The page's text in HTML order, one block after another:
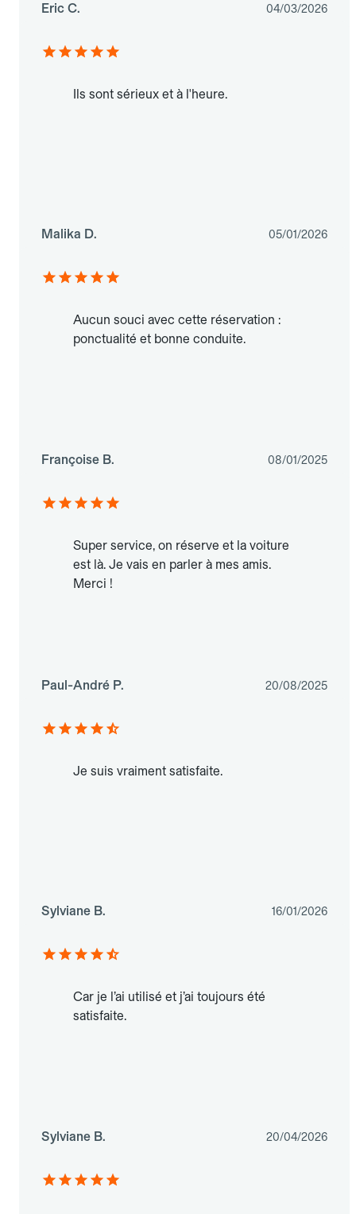
Eric C. 04/03/2026
Ils sont sérieux et à l'heure.
Malika D. 05/01/2026
Aucun souci avec cette réservation :
ponctualité et bonne conduite.
Françoise B. 08/01/2025
Super service, on réserve et la voiture
est là. Je vais en parler à mes amis.
Merci !
Paul-André P. 20/08/2025
Je suis vraiment satisfaite.
Sylviane B. 16/01/2026
Car je l’ai utilisé et j’ai toujours été
satisfaite.
Sylviane B. 20/04/2026